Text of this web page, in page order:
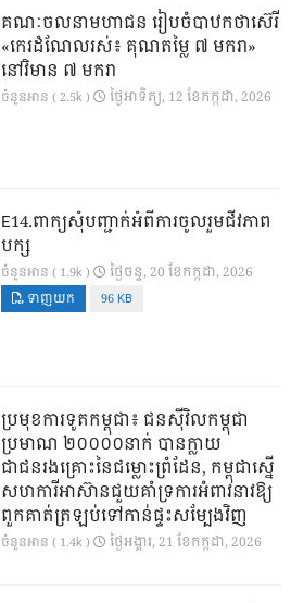
គណៈចលនាមហាជន រៀបចំបាឋកថាស៊េរី
«កេរដំណែលរស់៖ គុណតម្លៃ ៧ មករា»
នៅវិមាន ៧ មករា
ចំនួនអាន ( 2.5k ) ថ្ងៃ​អាទិត្យ, 12 ខែ​កក្កដា, 2026
E14.ពាក្យសុំបញ្ជាក់អំពីការចូលរួមជីវភាព
បក្ស
ចំនួនអាន ( 1.9k ) ថ្ងៃ​ចន្ទ, 20 ខែ​កក្កដា, 2026
ទាញយក 96 KB
ប្រមុខការទូតកម្ពុជា៖ ជនស៊ីវិលកម្ពុជា
ប្រមាណ ២០០០០នាក់ បានក្លាយ
ជាជនរងគ្រោះនៃជម្លោះព្រំដែន, កម្ពុជាស្នើ
សហការីអាស៊ានជួយគាំទ្រការអំពាវនាវឱ្យ
ពួកគាត់ត្រឡប់ទៅកាន់ផ្ទះសម្បែងវិញ
ចំនួនអាន ( 1.4k ) ថ្ងៃ​អង្គារ, 21 ខែ​កក្កដា, 2026